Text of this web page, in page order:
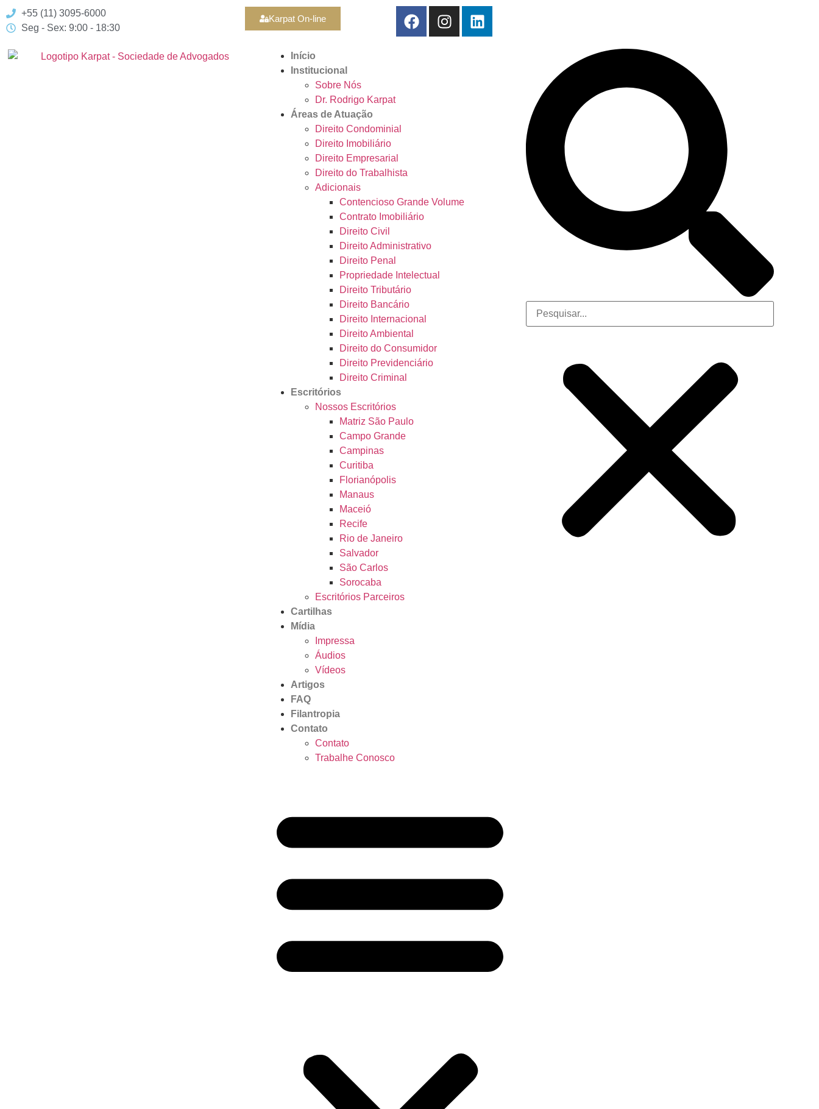
+55 (11) 3095-6000
Seg - Sex: 9:00 - 18:30
Karpat On-line
Início
Institucional
Sobre Nós
Dr. Rodrigo Karpat
Áreas de Atuação
Direito Condominial
Direito Imobiliário
Direito Empresarial
Direito do Trabalhista
Adicionais
Contencioso Grande Volume
Contrato Imobiliário
Direito Civil
Direito Administrativo
Direito Penal
Propriedade Intelectual
Direito Tributário
Direito Bancário
Direito Internacional
Direito Ambiental
Direito do Consumidor
Direito Previdenciário
Direito Criminal
Escritórios
Nossos Escritórios
Matriz São Paulo
Campo Grande
Campinas
Curitiba
Florianópolis
Manaus
Maceió
Recife
Rio de Janeiro
Salvador
São Carlos
Sorocaba
Escritórios Parceiros
Cartilhas
Mídia
Impressa
Áudios
Vídeos
Artigos
FAQ
Filantropia
Contato
Contato
Trabalhe Conosco